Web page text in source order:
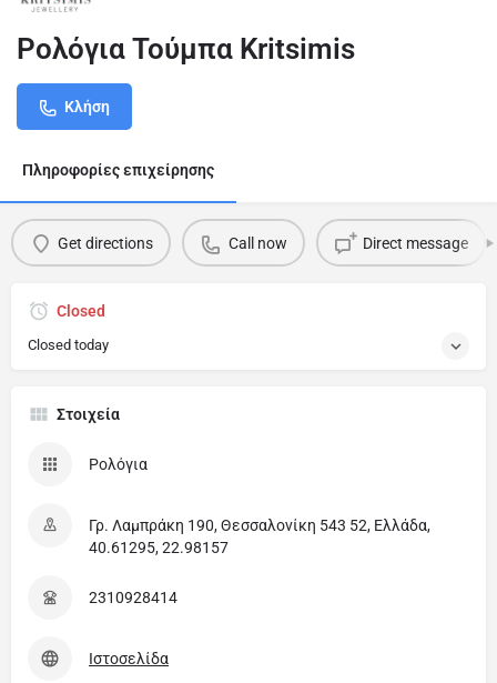
Ρολόγια Τούμπα Kritsimis
Κλήση
Πληροφορίες επιχείρησης
Get directions Call now Direct message
Closed
Closed today
Στοιχεία
Ρολόγια
Γρ. Λαμπράκη 190, Θεσσαλονίκη 543 52, Ελλάδα,
40.61295, 22.98157
2310928414
Ιστοσελίδα